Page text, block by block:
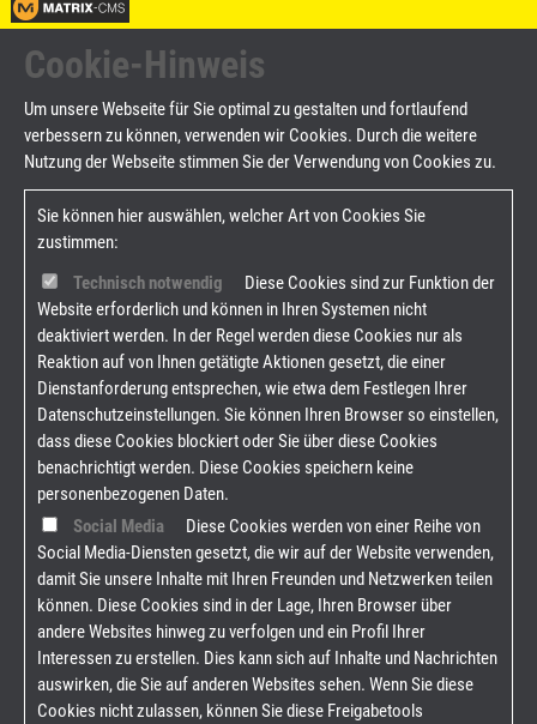
Cookie-Hinweis
Um unsere Webseite für Sie optimal zu gestalten und fortlaufend
verbessern zu können, verwenden wir Cookies. Durch die weitere
Nutzung der Webseite stimmen Sie der Verwendung von Cookies zu.
Sie können hier auswählen, welcher Art von Cookies Sie
zustimmen:
Technisch notwendig
Diese Cookies sind zur Funktion der
Website erforderlich und können in Ihren Systemen nicht
deaktiviert werden. In der Regel werden diese Cookies nur als
Reaktion auf von Ihnen getätigte Aktionen gesetzt, die einer
Dienstanforderung entsprechen, wie etwa dem Festlegen Ihrer
Datenschutzeinstellungen. Sie können Ihren Browser so einstellen,
dass diese Cookies blockiert oder Sie über diese Cookies
benachrichtigt werden. Diese Cookies speichern keine
personenbezogenen Daten.
Social Media
Diese Cookies werden von einer Reihe von
Social Media-Diensten gesetzt, die wir auf der Website verwenden,
damit Sie unsere Inhalte mit Ihren Freunden und Netzwerken teilen
können. Diese Cookies sind in der Lage, Ihren Browser über
andere Websites hinweg zu verfolgen und ein Profil Ihrer
Interessen zu erstellen. Dies kann sich auf Inhalte und Nachrichten
auswirken, die Sie auf anderen Websites sehen. Wenn Sie diese
Cookies nicht zulassen, können Sie diese Freigabetools